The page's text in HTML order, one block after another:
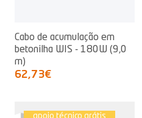
Cabo de acumulação em
betonilha WIS - 180W (9,0
m)
62,73€
apoio técnico grátis